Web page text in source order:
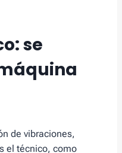
se
de vibraciones,
el técnico, como